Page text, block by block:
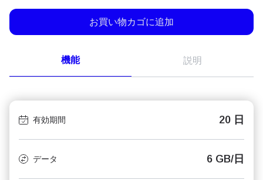
お買い物カゴに追加
機能 説明
有効期間 20 日
データ 6 GB/日